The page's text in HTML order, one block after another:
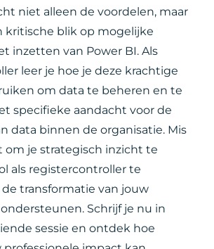
niet alleen de voordelen, maar
kritische blik op mogelijke
inzetten van Power BI. Als
leer je hoe je deze krachtige
om data te beheren en te
specifieke aandacht voor de
data binnen de organisatie. Mis
om je strategisch inzicht te
als registercontroller te
transformatie van jouw
Schrijf je nu in
sessie en ontdek hoe